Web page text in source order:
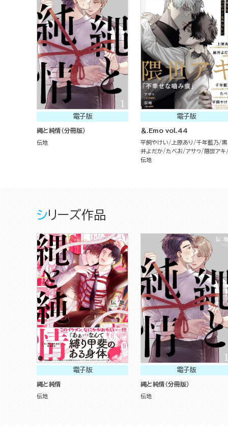
電子版
縄と純情（分冊版）
伝地
電子版
＆.Emo vol.44
平飼やけい 上原あり 千年藍乃
黒
井よだか
たべお アサヮ
隈世アキ
伝地
シリーズ作品
電子版
縄と純情
伝地
電子版
縄と純情（分冊版）
伝地